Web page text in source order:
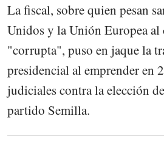
La fiscal, sobre quien pesan
Unidos y la Unión Europea al
"corrupta", puso en jaque la
presidencial al emprender en
judiciales contra la elección
partido Semilla.